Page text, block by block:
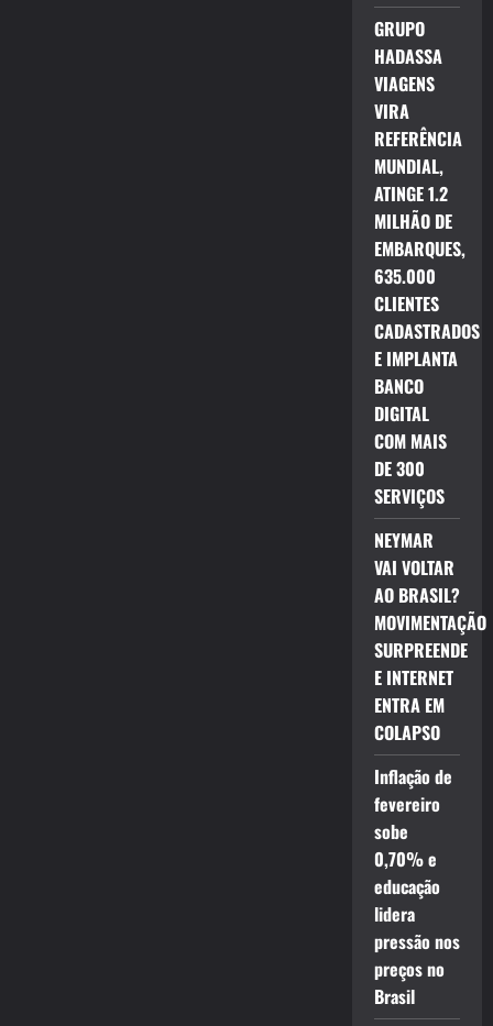
GRUPO
HADASSA
VIAGENS
VIRA
REFERÊNCIA
MUNDIAL,
ATINGE 1.2
MILHÃO DE
EMBARQUES,
635.000
CLIENTES
CADASTRADOS
E IMPLANTA
BANCO
DIGITAL
COM MAIS
DE 300
SERVIÇOS
NEYMAR
VAI VOLTAR
AO BRASIL?
MOVIMENTAÇÃO
SURPREENDE
E INTERNET
ENTRA EM
COLAPSO
Inflação de
fevereiro
sobe
0,70% e
educação
lidera
pressão nos
preços no
Brasil